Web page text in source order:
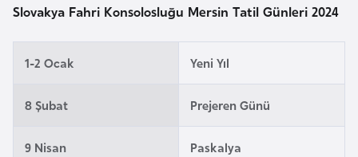
ş
Slovakya Fahri Konsolosluğu Mersin Tatil Günleri 2024
1-2 Ocak Yeni Yıl
8 Şubat Prejeren Günü
9 Nisan Paskalya
t
y
A